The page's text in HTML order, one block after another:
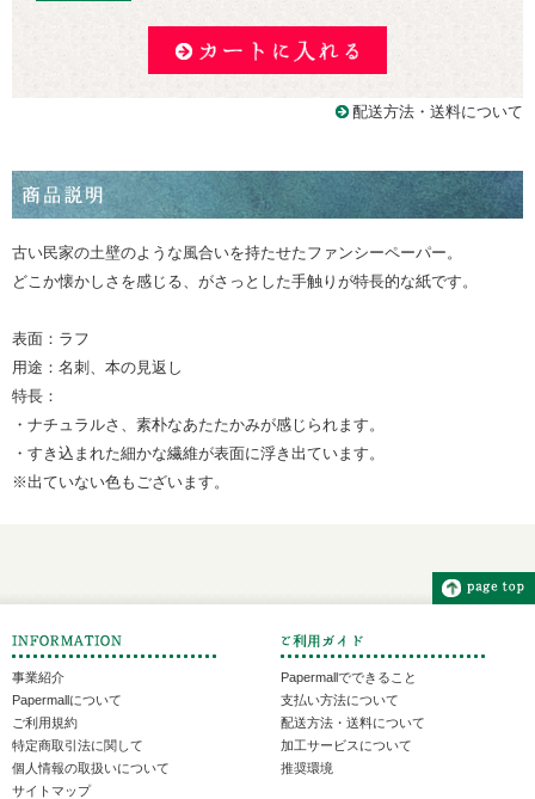
配送方法・送料について
古い民家の土壁のような風合いを持たせたファンシーペーパー。
どこか懐かしさを感じる、がさっとした手触りが特長的な紙です。
表面：ラフ
用途：名刺、本の見返し
特長：
・ナチュラルさ、素朴なあたたかみが感じられます。
・すき込まれた細かな繊維が表面に浮き出ています。
※出ていない色もございます。
事業紹介
Papermallについて
ご利用規約
特定商取引法に関して
個人情報の取扱いについて
サイトマップ
Papermallでできること
支払い方法について
配送方法・送料について
加工サービスについて
推奨環境